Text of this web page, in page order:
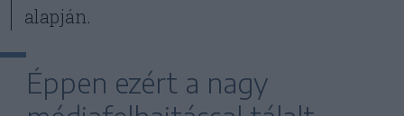
alapján.
Éppen ezért a nagy